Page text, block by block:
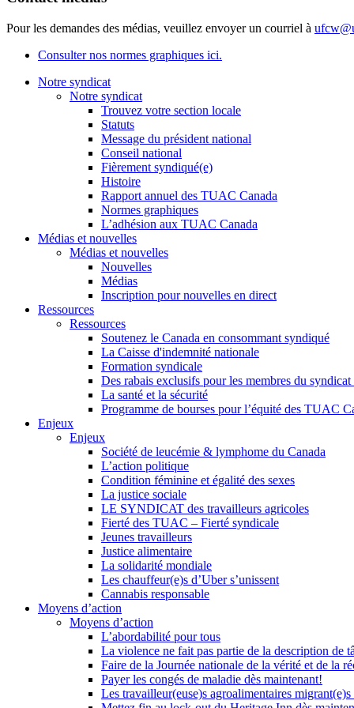
Pour les demandes des médias, veuillez envoyer un courriel à
Consulter nos normes graphiques ici.
Notre syndicat
Notre syndicat
Trouvez votre section locale
Statuts
Message du président national
Conseil national
Fièrement syndiqué(e)
Histoire
Rapport annuel des TUAC Canada
Normes graphiques
L’adhésion aux TUAC Canada
Médias et nouvelles
Médias et nouvelles
Nouvelles
Médias
Inscription pour nouvelles en direct
Ressources
Ressources
Soutenez le Canada en consommant syndiqué
La Caisse d'indemnité nationale
Formation syndicale
Des rabais exclusifs pour les membres du
La santé et la sécurité
Programme de bourses pour l’équité des TUAC
Enjeux
Enjeux
Société de leucémie & lymphome du Canada
L’action politique
Condition féminine et égalité des sexes
La justice sociale
LE SYNDICAT des travailleurs agricoles
Fierté des TUAC – Fierté syndicale
Jeunes travailleurs
Justice alimentaire
La solidarité mondiale
Les chauffeur(e)s d’Uber s’unissent
Cannabis responsable
Moyens d’action
Moyens d’action
L’abordabilité pour tous
La violence ne fait pas partie de la description de
Faire de la Journée nationale de la vérité et de la
Payer les congés de maladie dès maintenant!
Les travailleur(euse)s agroalimentaires